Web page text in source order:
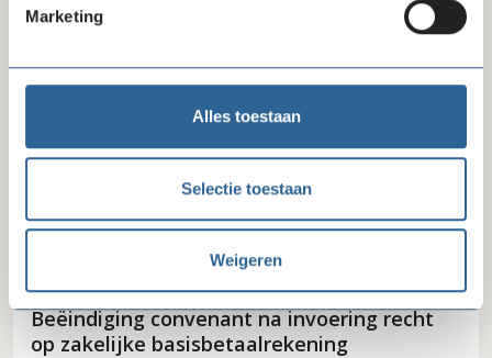
Marketing
Alles toestaan
Selectie toestaan
Weigeren
09-07-26
Beëindiging convenant na invoering recht
op zakelijke basisbetaalrekening